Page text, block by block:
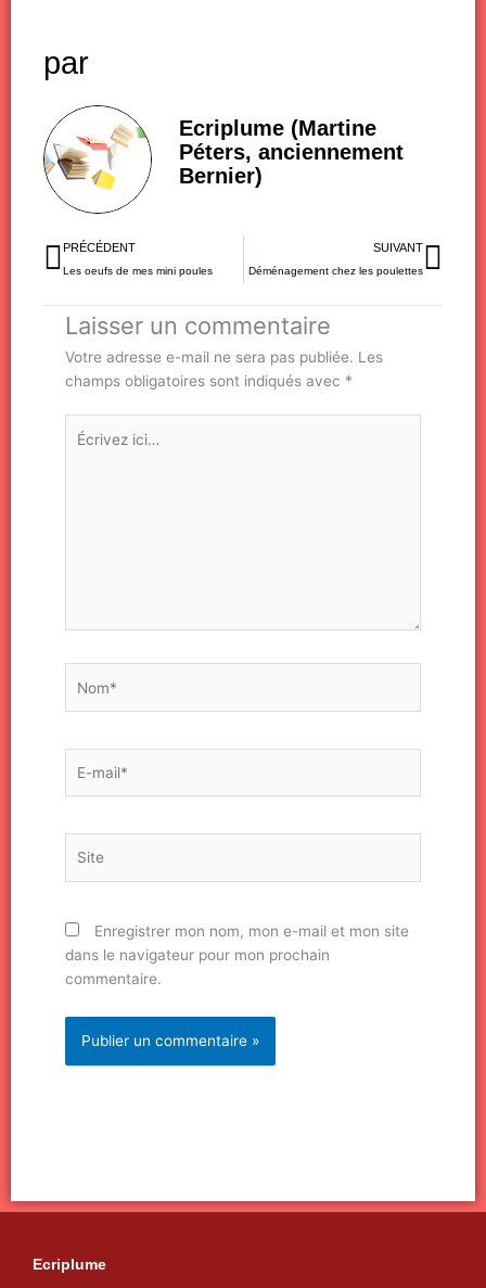
par
Ecriplume (Martine
Péters, anciennement
Bernier)
Précédent
PRÉCÉDENT
Les oeufs de mes mini poules
SUIVANT
Déménagement chez les poulettes
Laisser un commentaire
Votre adresse e-mail ne sera pas publiée. Les
champs obligatoires sont indiqués avec *
Écrivez
ici…
mail*
Enregistrer mon nom, mon e-mail et mon site
dans le navigateur pour mon prochain
commentaire.
Ecriplume